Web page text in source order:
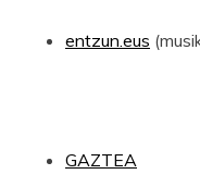
entzun.eus
GAZTEA